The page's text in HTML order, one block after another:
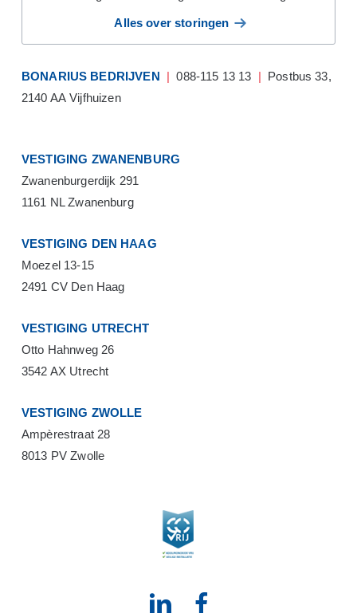
Alles over storingen
BONARIUS BEDRIJVEN | 088-115 13 13 | Postbus 33,
2140 AA Vijfhuizen
VESTIGING ZWANENBURG
Zwanenburgerdijk 291
1161 NL Zwanenburg
VESTIGING DEN HAAG
Moezel 13-15
2491 CV Den Haag
VESTIGING UTRECHT
Otto Hahnweg 26
3542 AX Utrecht
VESTIGING ZWOLLE
Ampèrestraat 28
8013 PV Zwolle